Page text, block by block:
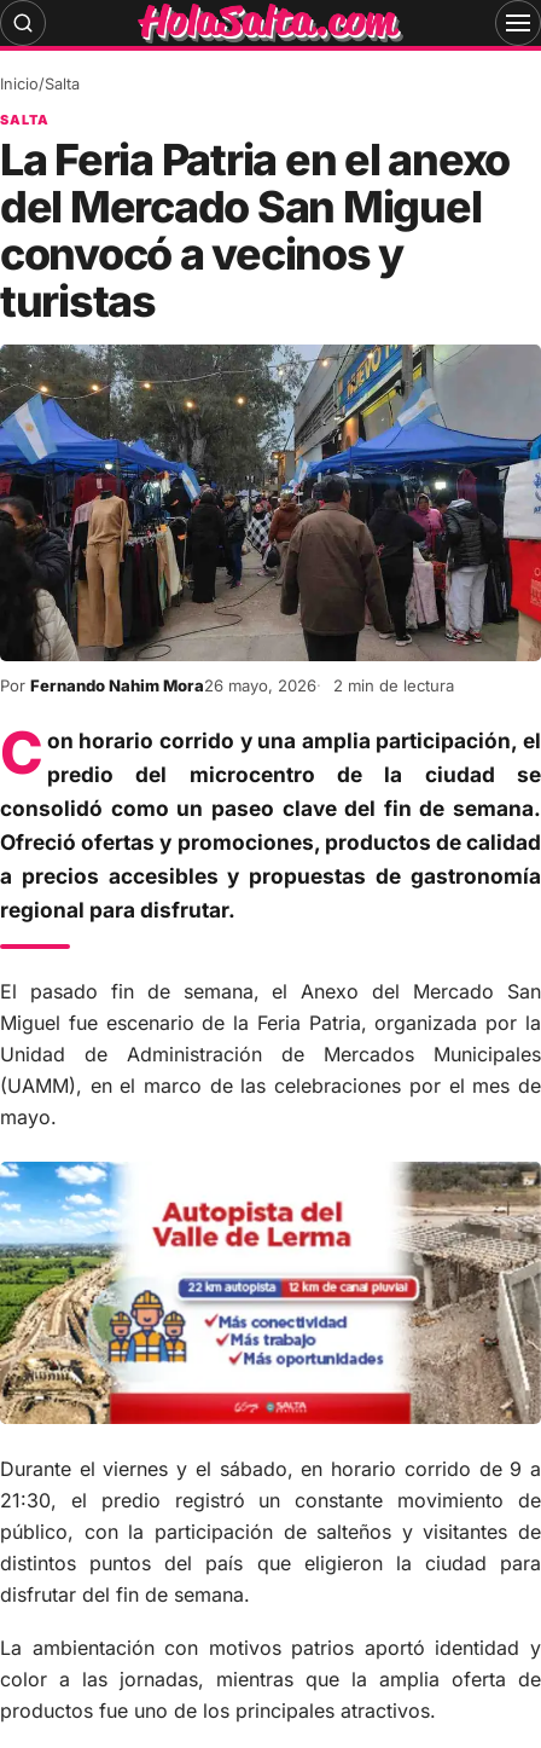
Skip
to
Inicio/Salta
SALTA
La Feria Patria en el anexo
del Mercado San Miguel
convocó a vecinos y
turistas
Por Fernando Nahim Mora26 mayo, 2026 2 min de lectura
C on horario corrido y una amplia participación, el
predio del microcentro de la ciudad se
consolidó como un paseo clave del fin de semana.
Ofreció ofertas y promociones, productos de calidad
a precios accesibles y propuestas de gastronomía
regional para disfrutar.
El pasado fin de semana, el Anexo del Mercado San
Miguel fue escenario de la Feria Patria, organizada por la
Unidad de Administración de Mercados Municipales
(UAMM), en el marco de las celebraciones por el mes de
mayo.
Durante el viernes y el sábado, en horario corrido de 9 a
21:30, el predio registró un constante movimiento de
público, con la participación de salteños y visitantes de
distintos puntos del país que eligieron la ciudad para
disfrutar del fin de semana.
La ambientación con motivos patrios aportó identidad y
color a las jornadas, mientras que la amplia oferta de
productos fue uno de los principales atractivos.